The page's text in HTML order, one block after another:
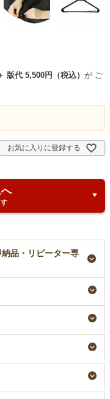
版代 5,500円（税込） が ご
お気に入りに登録する
品・リピーター専